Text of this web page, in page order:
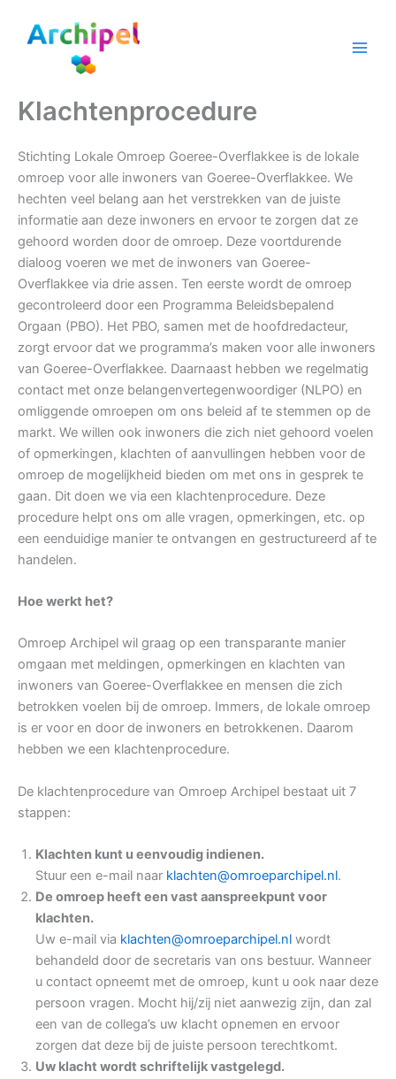
Klachtenprocedure
Stichting Lokale Omroep Goeree-Overflakkee is de lokale
omroep voor alle inwoners van Goeree-Overflakkee. We
hechten veel belang aan het verstrekken van de juiste
informatie aan deze inwoners en ervoor te zorgen dat ze
gehoord worden door de omroep. Deze voortdurende
dialoog voeren we met de inwoners van Goeree-
Overflakkee via drie assen. Ten eerste wordt de omroep
gecontroleerd door een Programma Beleidsbepalend
Orgaan (PBO). Het PBO, samen met de hoofdredacteur,
zorgt ervoor dat we programma’s maken voor alle inwoners
van Goeree-Overflakkee. Daarnaast hebben we regelmatig
contact met onze belangenvertegenwoordiger (NLPO) en
omliggende omroepen om ons beleid af te stemmen op de
markt. We willen ook inwoners die zich niet gehoord voelen
of opmerkingen, klachten of aanvullingen hebben voor de
omroep de mogelijkheid bieden om met ons in gesprek te
gaan. Dit doen we via een klachtenprocedure. Deze
procedure helpt ons om alle vragen, opmerkingen, etc. op
een eenduidige manier te ontvangen en gestructureerd af te
handelen.
Hoe werkt het?
Omroep Archipel wil graag op een transparante manier
omgaan met meldingen, opmerkingen en klachten van
inwoners van Goeree-Overflakkee en mensen die zich
betrokken voelen bij de omroep. Immers, de lokale omroep
is er voor en door de inwoners en betrokkenen. Daarom
hebben we een klachtenprocedure.
De klachtenprocedure van Omroep Archipel bestaat uit 7
stappen:
Klachten kunt u eenvoudig indienen.
Stuur een e-mail naar klachten@omroeparchipel.nl.
De omroep heeft een vast aanspreekpunt voor
klachten.
Uw e-mail via klachten@omroeparchipel.nl wordt
behandeld door de secretaris van ons bestuur. Wanneer
u contact opneemt met de omroep, kunt u ook naar deze
persoon vragen. Mocht hij/zij niet aanwezig zijn, dan zal
een van de collega’s uw klacht opnemen en ervoor
zorgen dat deze bij de juiste persoon terechtkomt.
Uw klacht wordt schriftelijk vastgelegd.